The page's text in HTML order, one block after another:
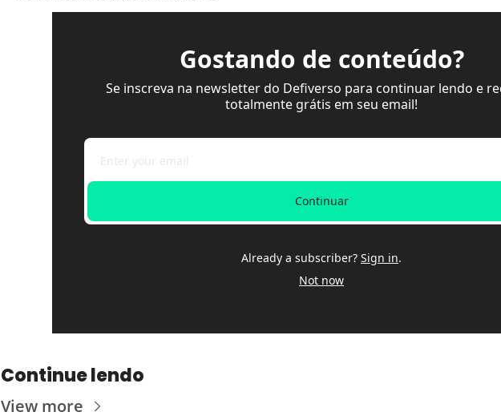
Gostando de conteúdo?
Se inscreva na newsletter do Defiverso para continuar lendo e
totalmente grátis em seu email!
Continuar
Already a subscriber? Sign in.
Not now
Continue lendo
View more